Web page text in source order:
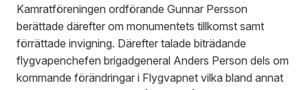
Kamratföreningen ordförande Gunnar Persson
berättade därefter om monumentets tillkomst samt
förrättade invigning. Därefter talade biträdande
flygvapenchefen brigadgeneral Anders Person dels om
kommande förändringar i Flygvapnet vilka bland annat